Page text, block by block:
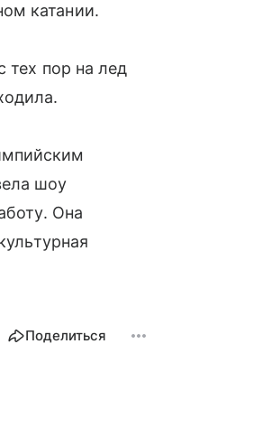
катании.
тех пор на лед
шоу
Она
Поделиться